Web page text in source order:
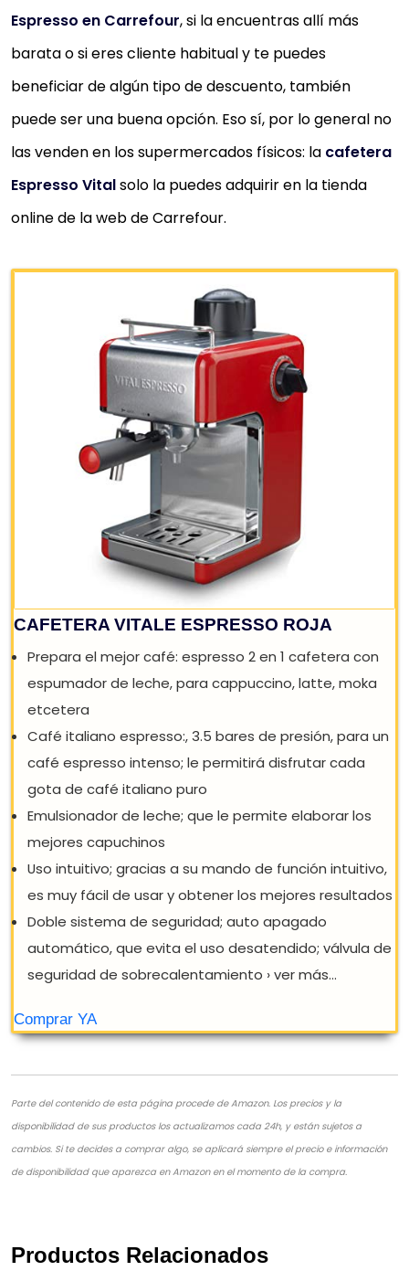
Espresso en Carrefour, si la encuentras allí más
barata o si eres cliente habitual y te puedes
beneficiar de algún tipo de descuento, también
puede ser una buena opción. Eso sí, por lo general no
las venden en los supermercados físicos: la cafetera
Espresso Vitalsolo la puedes adquirir en la tienda
online de la web de Carrefour.
CAFETERA VITALE ESPRESSO ROJA
Parte del contenido de esta página procede de Amazon. Los precios y la
disponibilidad de sus productos los actualizamos cada 24h, y están sujetos a
cambios. Si te decides a comprar algo, se aplicará siempre el precio e información
de disponibilidad que aparezca en Amazon en el momento de la compra.
Productos Relacionados